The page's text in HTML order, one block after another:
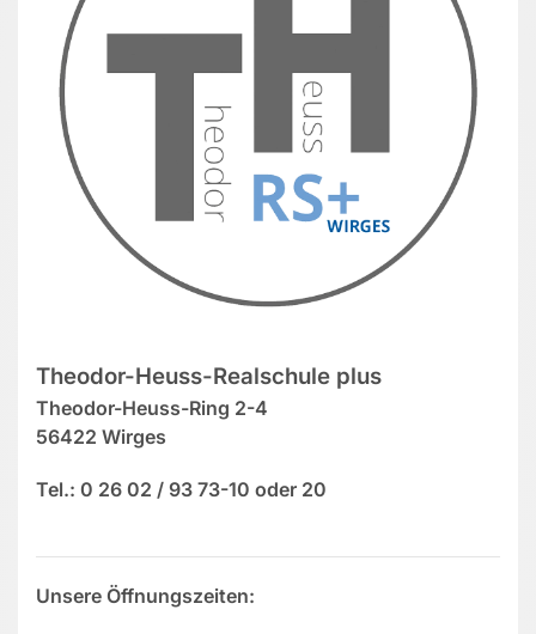
Theodor-Heuss-Realschule plus
Theodor-Heuss-Ring 2-4
56422 Wirges
Tel.: 0 26 02 / 93 73-10 oder 20
Unsere Öffnungszeiten: